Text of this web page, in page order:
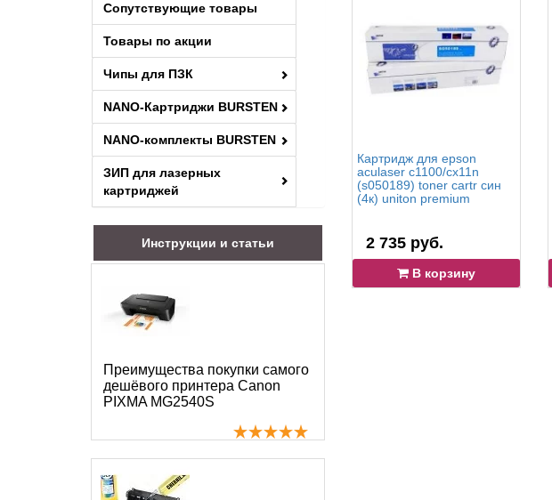
Сопутствующие товары
Товары по акции
Чипы для ПЗК
NANO-Картриджи BURSTEN
NANO-комплекты BURSTEN
ЗИП для лазерных
картриджей
Инструкции и статьи
Преимущества покупки самого
дешёвого принтера Canon
PIXMA MG2540S
Картридж для epson
aculaser c1100/cx11n
(s050189) toner cartr син
(4к) uniton premium
2 735 руб.
В корзину